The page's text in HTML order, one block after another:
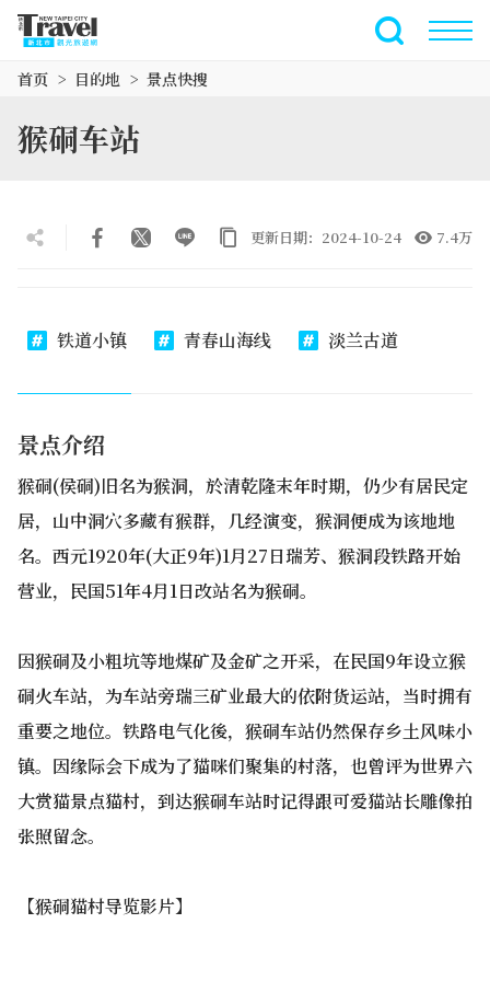
全文搜索
首页 目的地 景点快搜
猴硐车站
更新日期：2024-10-24 7.4万
铁道小镇 青春山海线 淡兰古道
景点介绍
猴硐(侯硐)旧名为猴洞，於清乾隆末年时期，仍少有居民定
居，山中洞穴多藏有猴群，几经演变，猴洞便成为该地地
名。西元1920年(大正9年)1月27日瑞芳、猴洞段铁路开始
营业，民国51年4月1日改站名为猴硐。
因猴硐及小粗坑等地煤矿及金矿之开采，在民国9年设立猴
硐火车站，为车站旁瑞三矿业最大的依附货运站，当时拥有
重要之地位。铁路电气化後，猴硐车站仍然保存乡土风味小
镇。因缘际会下成为了猫咪们聚集的村落，也曾评为世界六
大赏猫景点猫村，到达猴硐车站时记得跟可爱猫站长雕像拍
张照留念。
【猴硐猫村导览影片】